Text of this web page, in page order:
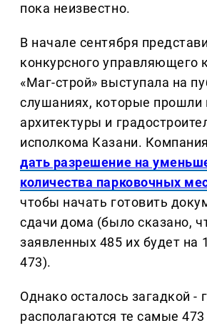
пока неизвестно.
В начале сентября
конкурсного управляющего
«Маг-строй» выступала на
слушаниях, которые прошли
архитектуры и
исполкома Казани. Компания
дать разрешение на
количества парковочных
чтобы начать готовить
сдачи дома (было сказано,
заявленных 485 их будет
473).
Однако осталось загадкой -
располагаются те самые